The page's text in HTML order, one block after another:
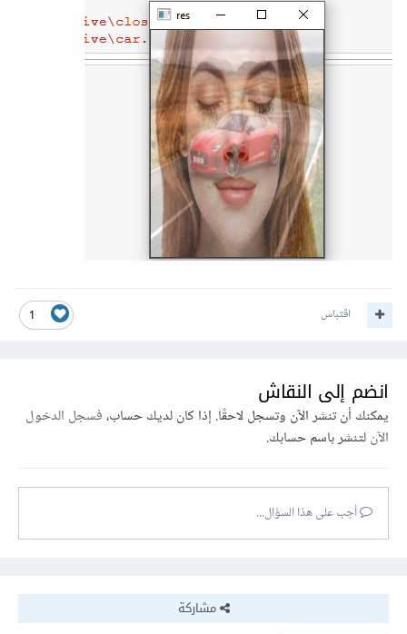
1 اقتباس
انضم إلى النقاش
يمكنك أن تنشر الآن وتسجل لاحقًا. إذا كان لديك حساب،فسجل الدخول
الآنلتنشر باسم حسابك.
أجب على هذا السؤال...
مشاركة